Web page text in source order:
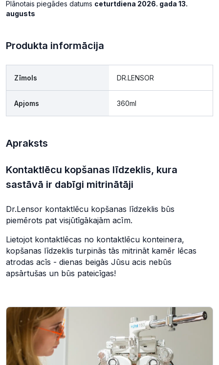
Plānotais piegādes datums ceturtdiena 2026. gada 13.
augusts
Produkta informācija
Zīmols DR.LENSOR
Apjoms 360ml
Apraksts
Kontaktlēcu kopšanas līdzeklis, kura
sastāvā ir dabīgi mitrinātāji
Dr.Lensor kontaktlēcu kopšanas līdzeklis būs
piemērots pat visjūtīgākajām acīm.
Lietojot kontaktlēcas no kontaktlēcu konteinera,
kopšanas līdzeklis turpinās tās mitrināt kamēr lēcas
atrodas acīs - dienas beigās Jūsu acis nebūs
apsārtušas un būs pateicīgas!